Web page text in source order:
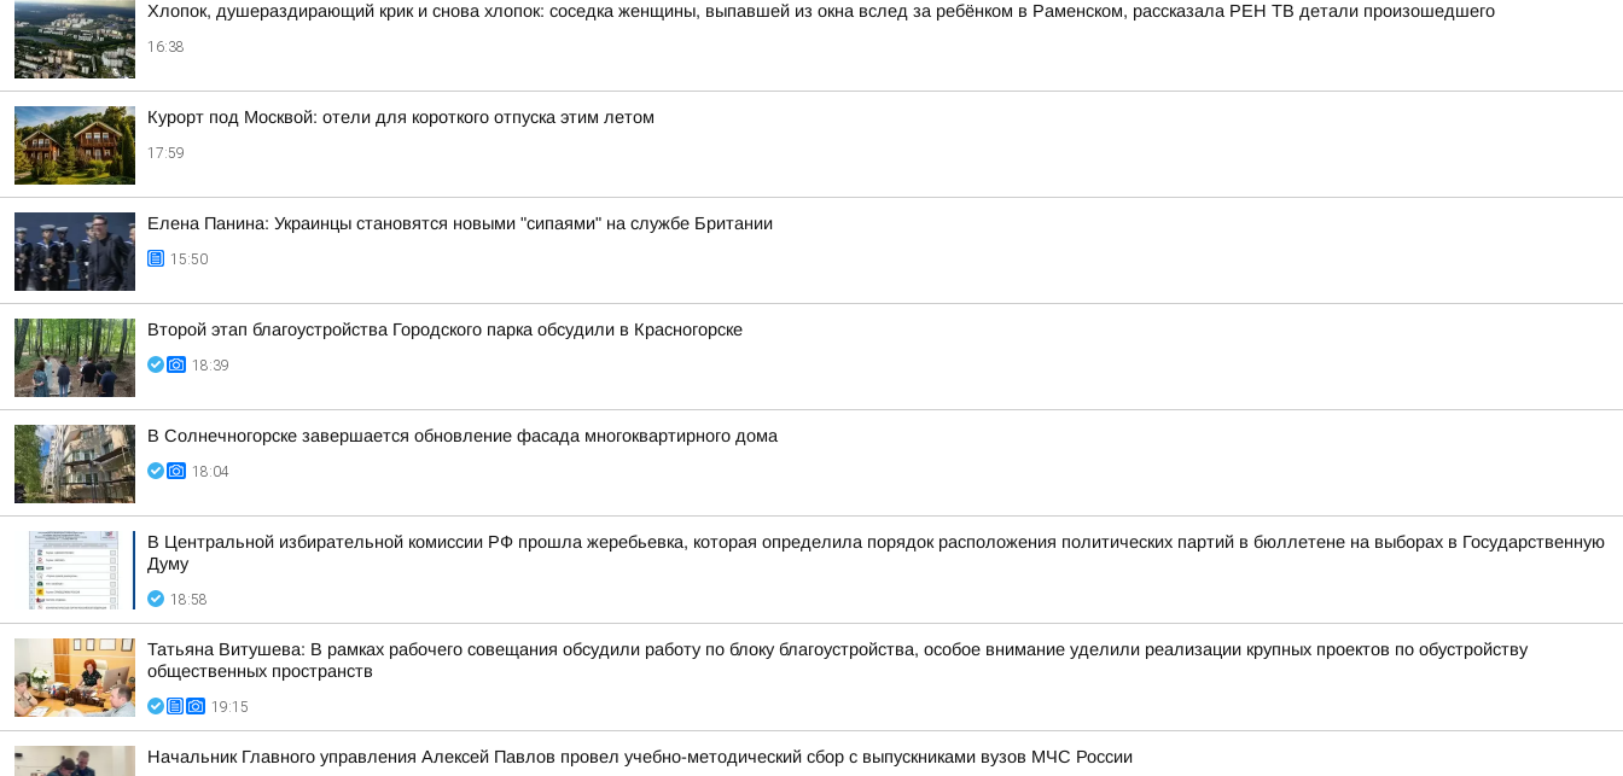
Хлопок, душераздирающий крик и снова хлопок: соседка женщины, выпавшей из окна вслед за ребёнком в Раменском, рассказала РЕН ТВ детали произошедшего
16:38
Курорт под Москвой: отели для короткого отпуска этим летом
17:59
Елена Панина: Украинцы становятся новыми "сипаями" на службе Британии
15:50
Второй этап благоустройства Городского парка обсудили в Красногорске
18:39
В Солнечногорске завершается обновление фасада многоквартирного дома
18:04
В Центральной избирательной комиссии РФ прошла жеребьевка, которая определила порядок расположения политических партий в бюллетене на выборах в Государственную
Думу
18:58
Татьяна Витушева: В рамках рабочего совещания обсудили работу по блоку благоустройства, особое внимание уделили реализации крупных проектов по обустройству
общественных пространств
19:15
Начальник Главного управления Алексей Павлов провел учебно-методический сбор с выпускниками вузов МЧС России